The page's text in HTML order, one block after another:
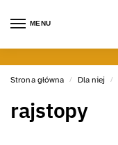
MENU
Strona główna / Dla niej /
rajstopy